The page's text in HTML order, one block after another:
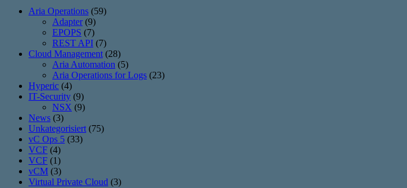
Aria Operations (59)
Adapter (9)
EPOPS (7)
REST API (7)
Cloud Management (28)
Aria Automation (5)
Aria Operations for Logs (23)
Hyperic (4)
IT-Security (9)
NSX (9)
News (3)
Unkategorisiert (75)
vC Ops 5 (33)
VCF (4)
VCF (1)
vCM (3)
Virtual Private Cloud (3)